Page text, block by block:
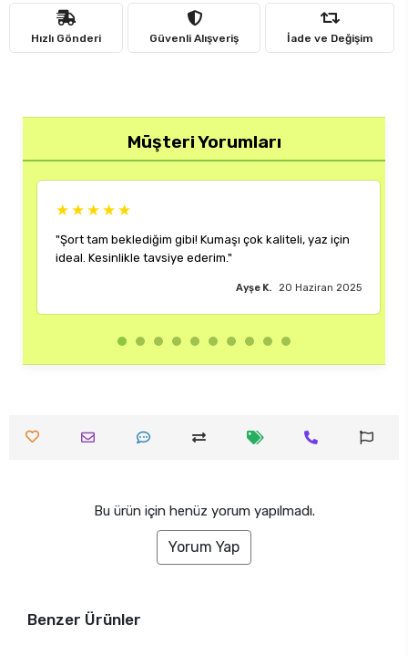
Hızlı Gönderi Güvenli Alışveriş İade ve Değişim
Müşteri Yorumları
tam beklediğim gibi! Kumaşı çok kaliteli, yaz için
Kesinlikle tavsiye ederim."
20 Haziran 2025
"Rengi ve
Bu ürün için henüz yorum yapılmadı.
Yorum Yap
Benzer Ürünler